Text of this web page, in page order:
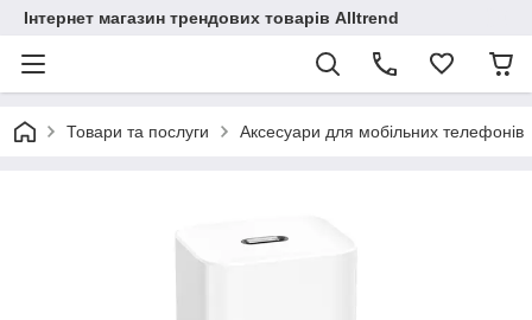
Інтернет магазин трендових товарів Alltrend
Товари та послуги Аксесуари для мобільних телефонів